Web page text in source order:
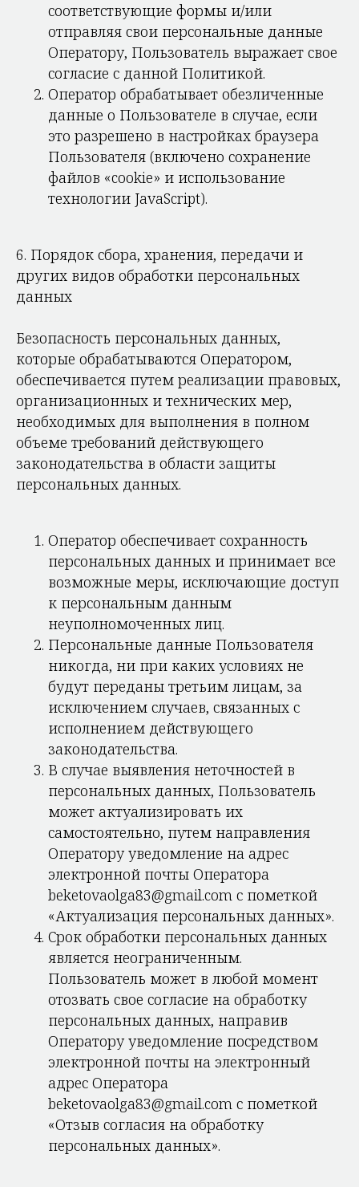
соответствующие формы и/или
отправляя свои персональные данные
Оператору, Пользователь выражает свое
согласие с данной Политикой.
Оператор обрабатывает обезличенные
данные о Пользователе в случае, если
это разрешено в настройках браузера
Пользователя (включено сохранение
файлов «cookie» и использование
технологии JavaScript).
6. Порядок сбора, хранения, передачи и
других видов обработки персональных
данных
Безопасность персональных данных,
которые обрабатываются Оператором,
обеспечивается путем реализации правовых,
организационных и технических мер,
необходимых для выполнения в полном
объеме требований действующего
законодательства в области защиты
персональных данных.
Оператор обеспечивает сохранность
персональных данных и принимает все
возможные меры, исключающие доступ
к персональным данным
неуполномоченных лиц.
Персональные данные Пользователя
никогда, ни при каких условиях не
будут переданы третьим лицам, за
исключением случаев, связанных с
исполнением действующего
законодательства.
В случае выявления неточностей в
персональных данных, Пользователь
может актуализировать их
самостоятельно, путем направления
Оператору уведомление на адрес
электронной почты Оператора
beketovaolga83@gmail.com с пометкой
«Актуализация персональных данных».
Срок обработки персональных данных
является неограниченным.
Пользователь может в любой момент
отозвать свое согласие на обработку
персональных данных, направив
Оператору уведомление посредством
электронной почты на электронный
адрес Оператора
beketovaolga83@gmail.com с пометкой
«Отзыв согласия на обработку
персональных данных».